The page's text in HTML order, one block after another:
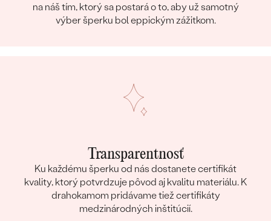
na náš tím, ktorý sa postará o to, aby už samotný
výber šperku bol eppickým zážitkom.
Transparentnosť
Ku každému šperku od nás dostanete certifikát
kvality, ktorý potvrdzuje pôvod aj kvalitu materiálu. K
drahokamom pridávame tiež certifikáty
medzinárodných inštitúcií.